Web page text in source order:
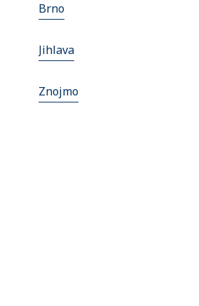
Brno
Jihlava
Znojmo